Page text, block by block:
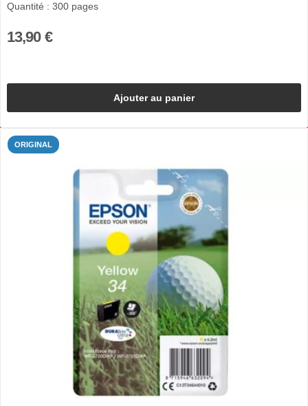
Quantité : 300 pages
13,90 €
Ajouter au panier
ORIGINAL